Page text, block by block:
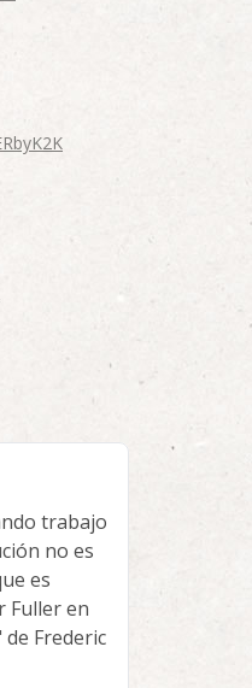
trabajo
no es
es
Fuller en
Frederic